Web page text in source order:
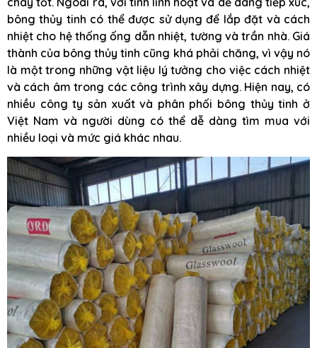
bông thủy tinh có thể được sử dụng để lắp đặt và cách
nhiệt cho hệ thống ống dẫn nhiệt, tường và trần nhà. Giá
thành của bông thủy tinh cũng khá phải chăng, vì vậy nó
là một trong những vật liệu lý tưởng cho việc cách nhiệt
và cách âm trong các công trình xây dựng. Hiện nay, có
nhiều công ty sản xuất và phân phối bông thủy tinh ở
Việt Nam và người dùng có thể dễ dàng tìm mua với
nhiều loại và mức giá khác nhau.